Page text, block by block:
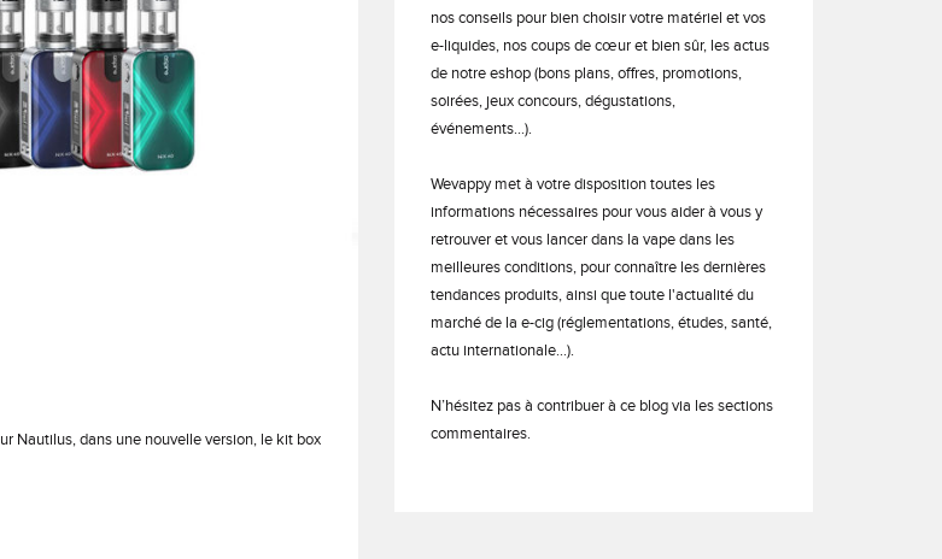
Nautilus, dans une nouvelle version, le kit box
nos conseils pour bien choisir votre matériel et vos
e-liquides, nos coups de cœur et bien sûr, les actus
de notre eshop (bons plans, offres, promotions,
soirées, jeux concours, dégustations,
événements…).
Wevappy met à votre disposition toutes les
informations nécessaires pour vous aider à vous y
retrouver et vous lancer dans la vape dans les
meilleures conditions, pour connaître les dernières
tendances produits, ainsi que toute l'actualité du
marché de la e-cig (réglementations, études, santé,
actu internationale…).
N’hésitez pas à contribuer à ce blog via les sections
commentaires.